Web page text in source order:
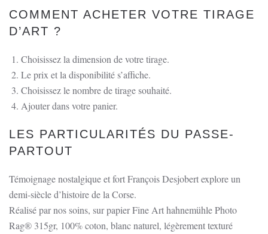
–
Le
de
la
place,
Corbara
COMMENT ACHETER VOTRE TIRAGE
D’ART ?
Choisissez la dimension de votre tirage.
Le prix et la disponibilité s’affiche.
Choisissez le nombre de tirage souhaité.
Ajouter dans votre panier.
LES PARTICULARITÉS DU PASSE-
PARTOUT
Témoignage nostalgique et fort François Desjobert explore un
demi-siècle d’histoire de la Corse.
Réalisé par nos soins, sur papier Fine Art hahnemühle Photo
Rag® 315gr, 100% coton, blanc naturel, légèrement texturé